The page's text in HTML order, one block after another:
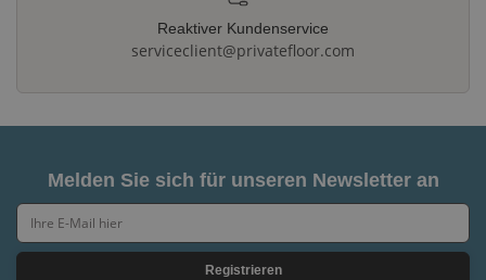
Reaktiver Kundenservice
serviceclient@privatefloor.com
Melden Sie sich für unseren Newsletter an
Registrieren